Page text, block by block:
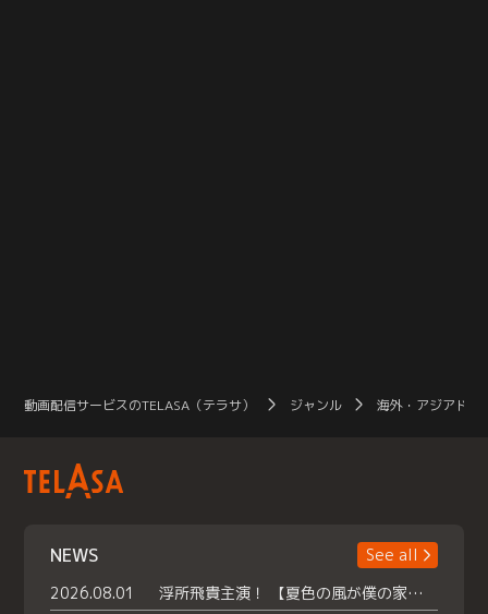
動画配信サービスのTELASA（テラサ） ジャンル 海外・アジアドラ
NEWS
See all
2026.08.01
浮所飛貴主演！ 【夏色の風が僕の家にやってきた】 本日よりテラサで独占配信スタート！